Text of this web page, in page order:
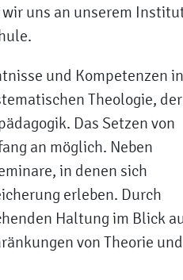
uns an unserem
und Kompetenzen
Theologie, der
Das Setzen von
an möglich. Neben
in denen sich
erleben. Durch
Haltung im Blick
von Theorie und